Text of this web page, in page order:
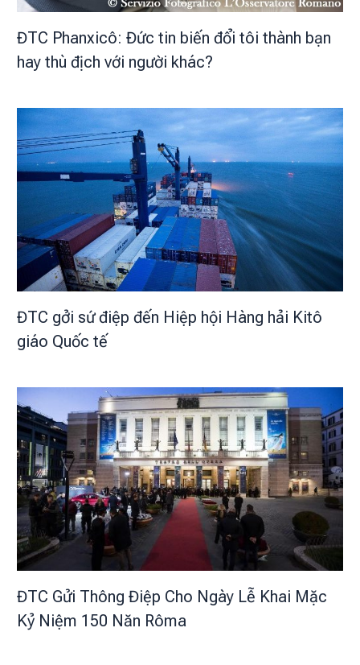
ĐTC Phanxicô: Đức tin biến đổi tôi thành bạn
hay thù địch với người khác?
ĐTC gởi sứ điệp đến Hiệp hội Hàng hải Kitô
giáo Quốc tế
ĐTC Gửi Thông Điệp Cho Ngày Lễ Khai Mặc
Kỷ Niệm 150 Năn Rôma